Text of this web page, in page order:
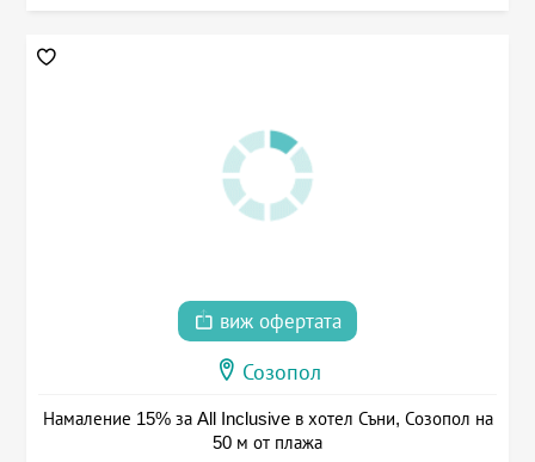
виж офертата
Созопол
Намаление 15% за All Inclusive в хотел Съни, Созопол на
50 м от плажа